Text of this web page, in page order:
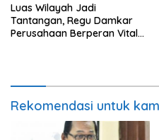
Luas Wilayah Jadi
Tantangan, Regu Damkar
Perusahaan Berperan Vital
Rekomendasi untuk